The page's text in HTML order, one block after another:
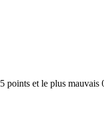
points et le plus